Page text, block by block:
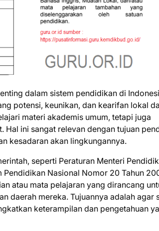
dalam sistem pendidikan di
potensi, keunikan, dan kearifan lokal
materi akademis umum, tetapi juga
Hal ini sangat relevan dengan tujuan
kesadaran akan lingkungannya.
seperti Peraturan Menteri
Nasional Nomor 20 Tahun
atau mata pelajaran yang dirancang
daerah mereka. Tujuannya adalah agar
keterampilan dan pengetahuan